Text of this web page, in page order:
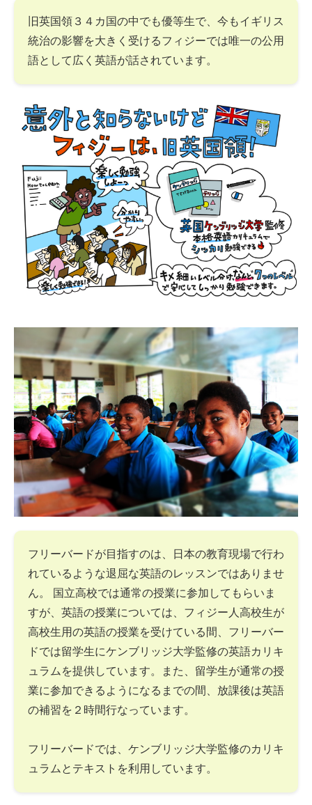
旧英国領３４カ国の中でも優等生で、今もイギリス
統治の影響を大きく受けるフィジーでは唯一の公用
語として広く英語が話されています。
フリーバードが目指すのは、日本の教育現場で行わ
れているような退屈な英語のレッスンではありませ
ん。 国立高校では通常の授業に参加してもらいま
すが、英語の授業については、フィジー人高校生が
高校生用の英語の授業を受けている間、フリーバー
ドでは留学生にケンブリッジ大学監修の英語カリキ
ュラムを提供しています。また、留学生が通常の授
業に参加できるようになるまでの間、放課後は英語
の補習を２時間行なっています。
フリーバードでは、ケンブリッジ大学監修のカリキ
ュラムとテキストを利用しています。